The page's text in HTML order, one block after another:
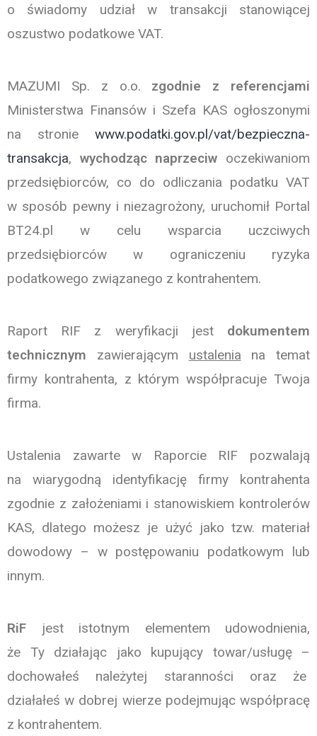
o świadomy udział w transakcji stanowiącej
oszustwo podatkowe VAT.
MAZUMI Sp. z o.o. zgodnie z referencjami
Ministerstwa Finansów i Szefa KAS ogłoszonymi
na stronie www.podatki.gov.pl/vat/bezpieczna-
transakcja, wychodząc naprzeciw oczekiwaniom
przedsiębiorców, co do odliczania podatku VAT
w sposób pewny i niezagrożony, uruchomił Portal
BT24.pl w celu wsparcia uczciwych
przedsiębiorców w ograniczeniu ryzyka
podatkowego związanego z kontrahentem.
Raport RIF z weryfikacji jest dokumentem
technicznym zawierającym ustalenia na temat
firmy kontrahenta, z którym współpracuje Twoja
firma.
Ustalenia zawarte w Raporcie RIF pozwalają
na wiarygodną identyfikację firmy kontrahenta
zgodnie z założeniami i stanowiskiem kontrolerów
KAS, dlatego możesz je użyć jako tzw. materiał
dowodowy – w postępowaniu podatkowym lub
innym.
RiF
jest istotnym elementem udowodnienia,
że Ty działając jako kupujący towar/usługę –
dochowałeś należytej staranności oraz że
działałeś w dobrej wierze podejmując współpracę
z kontrahentem.